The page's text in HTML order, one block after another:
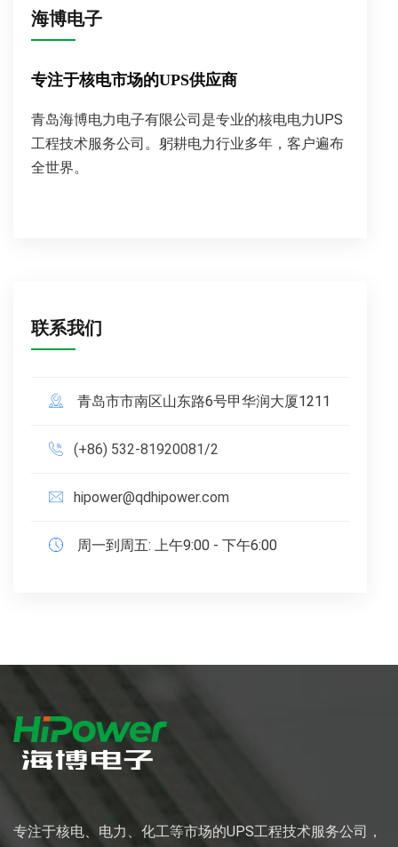
海博电子
专注于核电市场的UPS供应商
青岛海博电力电子有限公司是专业的核电电力UPS
工程技术服务公司。躬耕电力行业多年，客户遍布
全世界。
联系我们
青岛市市南区山东路6号甲华润大厦1211
(+86) 532-81920081/2
hipower@qdhipower.com
周一到周五: 上午9:00 - 下午6:00
专注于核电、电力、化工等市场的UPS工程技术服务公司，